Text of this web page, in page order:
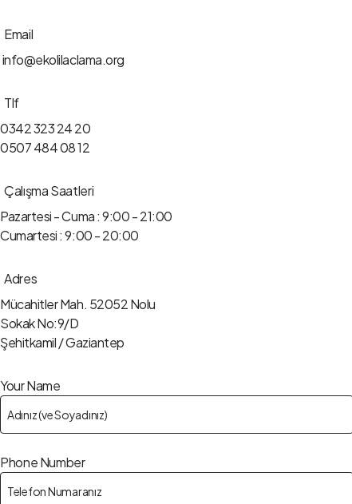
Email
info@ekolilaclama.org
Tlf
0342 323 24 20
0507 484 08 12
Çalışma Saatleri
Pazartesi - Cuma : 9:00 - 21:00
Cumartesi : 9:00 - 20:00
Adres
Mücahitler Mah. 52052 Nolu
Sokak No:9/D
Şehitkamil / Gaziantep
Your Name
Phone Number